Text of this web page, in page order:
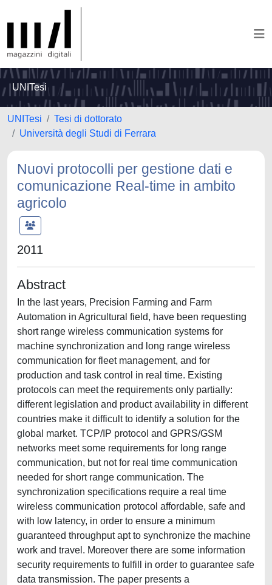
UNITesi
UNITesi
Tesi di dottorato
Università degli Studi di Ferrara
Nuovi protocolli per gestione dati e
comunicazione Real-time in ambito
agricolo
2011
Abstract
In the last years, Precision Farming and Farm
Automation in Agricultural field, have been requesting
short range wireless communication systems for
machine synchronization and long range wireless
communication for fleet management, and for
production and task control in real time. Existing
protocols can meet the requirements only partially:
different legislation and product availability in different
countries make it difficult to identify a solution for the
global market. TCP/IP protocol and GPRS/GSM
networks meet some requirements for long range
communication, but not for real time communication
needed for short range communication. The
synchronization specifications require a real time
wireless communication protocol affordable, safe and
with low latency, in order to ensure a minimum
guaranteed throughput apt to synchronize the machine
work and travel. Moreover there are some information
security requirements to fulfill in order to guarantee safe
data transmission. The paper presents a